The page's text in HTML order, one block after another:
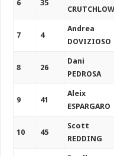
6 35
CRUTCHLOW
7 4
Andrea
DOVIZIOSO
8 26
Dani
PEDROSA
9 41
Aleix
ESPARGARO
10 45
Scott
REDDING